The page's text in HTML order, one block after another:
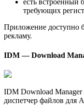
есть встроенный
требующих
Приложение доступно
рекламу.
IDM — Download
IDM Download Manager
диспетчер файлов для